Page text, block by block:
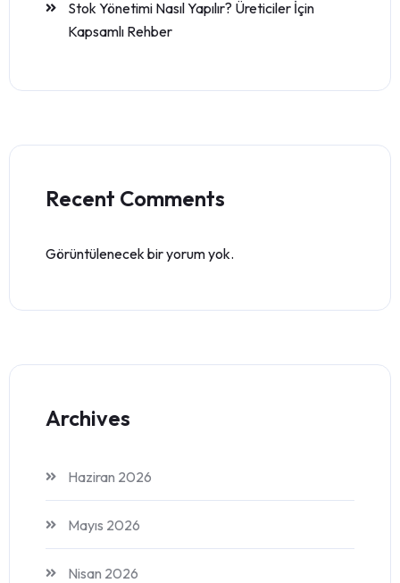
Stok Yönetimi Nasıl Yapılır? Üreticiler İçin
Kapsamlı Rehber
Recent Comments
Görüntülenecek bir yorum yok.
Archives
Haziran 2026
Mayıs 2026
Nisan 2026